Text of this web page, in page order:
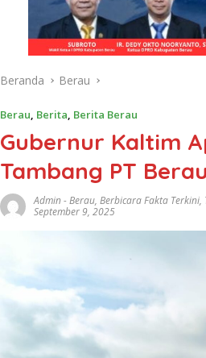
Beranda Berau
Berau, Berita, Berita Berau
Gubernur Kaltim
Tambang PT
Admin-Berau, Berbicara Fakta Terkini,
September 9, 2025